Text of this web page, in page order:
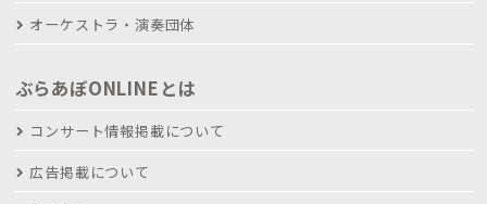
オーケストラ・演奏団体
ぶらあぼONLINEとは
コンサート情報掲載について
広告掲載について